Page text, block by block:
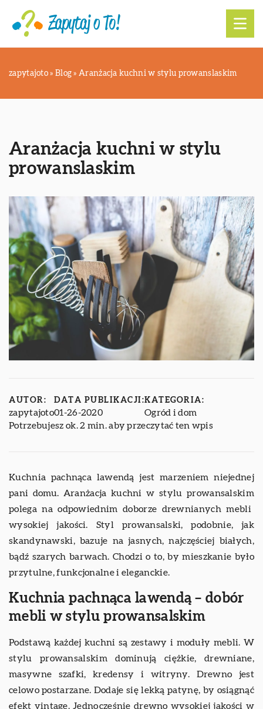
zapytajoto » Blog »Aranżacja kuchni w stylu prowanslaskim
Aranżacja kuchni w stylu
prowanslaskim
AUTOR:
zapytajoto
DATA PUBLIKACJI:
01-26-2020
KATEGORIA:
Ogród i dom
Potrzebujesz ok. 2 min. aby przeczytać ten wpis
Kuchnia pachnąca lawendą jest marzeniem niejednej
pani domu. Aranżacja kuchni w stylu prowansalskim
polega na odpowiednim doborze drewnianych mebli
wysokiej jakości. Styl prowansalski, podobnie, jak
skandynawski, bazuje na jasnych, najczęściej białych,
bądź szarych barwach. Chodzi o to, by mieszkanie było
przytulne, funkcjonalne i eleganckie.
Kuchnia pachnąca lawendą – dobór
mebli w stylu prowansalskim
Podstawą każdej kuchni są zestawy i moduły mebli. W
stylu prowansalskim dominują ciężkie, drewniane,
masywne szafki, kredensy i witryny. Drewno jest
celowo postarzane. Dodaje się lekką patynę, by osiągnąć
efekt vintage. Jednocześnie drewno wysokiej jakości w